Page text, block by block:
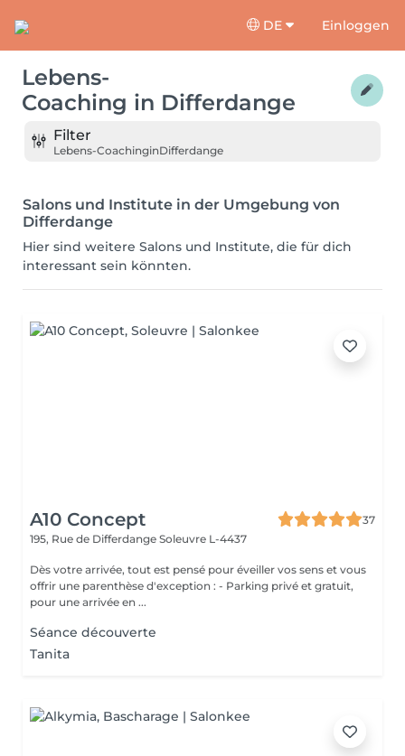
DE Einloggen
Lebens-
Coaching in Differdange
Filter
Lebens-CoachinginDifferdange
Salons und Institute in der Umgebung von
Differdange
Hier sind weitere Salons und Institute, die für dich
interessant sein könnten.
A10 Concept
37
195, Rue de Differdange Soleuvre L-4437
Dès votre arrivée, tout est pensé pour éveiller vos sens et vous
offrir une parenthèse d'exception : - Parking privé et gratuit,
pour une arrivée en ...
Séance découverte
Tanita